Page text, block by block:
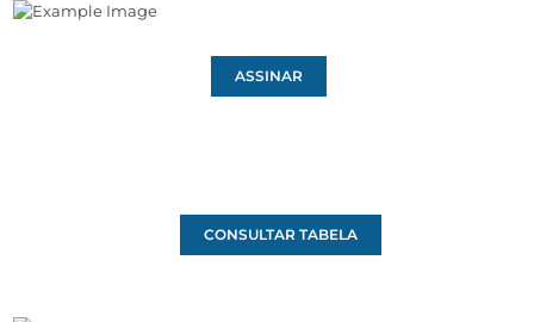
ASSINAR
CONSULTAR TABELA